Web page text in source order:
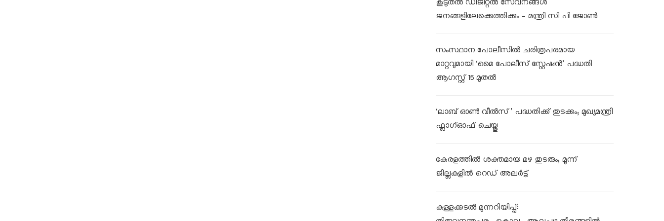
കൂടുതൽ ഡിജിറ്റൽ സേവനങ്ങൾ
ജനങ്ങളിലേക്കെത്തിക്കും – മന്ത്രി സി പി ജോൺ
സംസ്ഥാന പോലീസിൽ ചരിത്രപരമായ
മാറ്റവുമായി ‘മൈ പോലീസ് സ്റ്റേഷൻ’ പദ്ധതി
ആഗസ്റ്റ് 15 മുതൽ
‘ലാബ് ഓൺ വീൽസ്’ പദ്ധതിക്ക് തുടക്കം; മുഖ്യമന്ത്രി
ഫ്ലാഗ്ഓഫ് ചെയ്തു
കേരളത്തിൽ ശക്തമായ മഴ തുടരും; മൂന്ന്
ജില്ലകളിൽ റെഡ് അലർട്ട്
കള്ളക്കടൽ മുന്നറിയിപ്പ്: